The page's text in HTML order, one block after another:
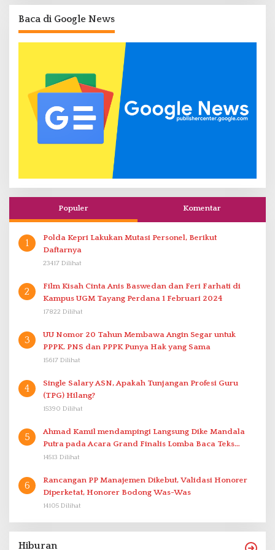
Baca di Google News
Populer Komentar
1
Polda Kepri Lakukan Mutasi Personel, Berikut
Daftarnya
23417 Dilihat
2
Film Kisah Cinta Anis Baswedan dan Feri Farhati di
Kampus UGM Tayang Perdana 1 Februari 2024
17822 Dilihat
3
UU Nomor 20 Tahun Membawa Angin Segar untuk
PPPK. PNS dan PPPK Punya Hak yang Sama
15617 Dilihat
4
Single Salary ASN, Apakah Tunjangan Profesi Guru
(TPG) Hilang?
15390 Dilihat
5
Ahmad Kamil mendampingi Langsung Dike Mandala
Putra pada Acara Grand Finalis Lomba Baca Teks
Proklamasi Mirip Bung Karno di Bali
14513 Dilihat
6
Rancangan PP Manajemen Dikebut, Validasi Honorer
Diperketat, Honorer Bodong Was-Was
14105 Dilihat
Hiburan